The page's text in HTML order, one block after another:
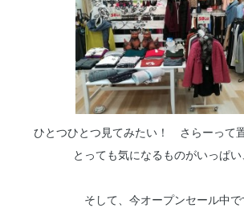
ひとつひとつ見てみたい！ さらーって
とっても気になるものがいっぱい
そして、今オープンセール中